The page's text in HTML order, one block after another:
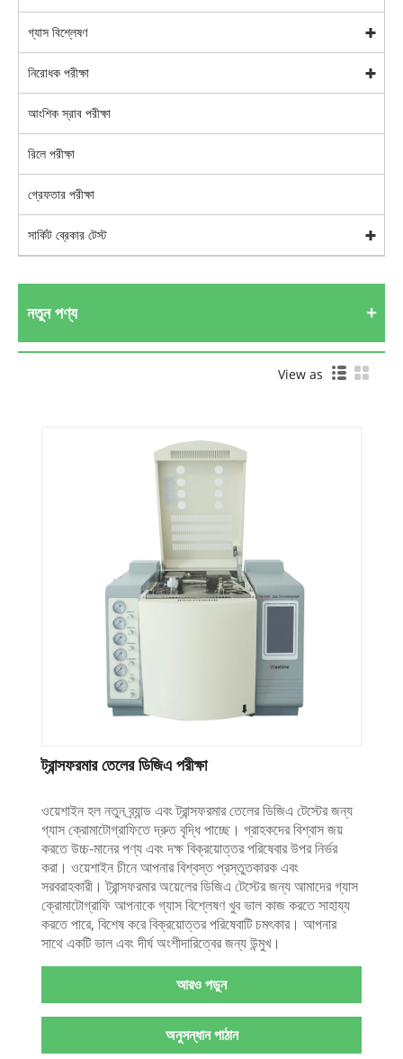
গ্যাস বিশ্লেষণ
নিরোধক পরীক্ষা
আংশিক স্রাব পরীক্ষা
রিলে পরীক্ষা
গ্রেফতার পরীক্ষা
সার্কিট ব্রেকার টেস্ট
নতুন পণ্য
View as
ট্রান্সফরমার তেলের ডিজিএ পরীক্ষা
ওয়েশাইন হল নতুন ব্র্যান্ড এবং ট্রান্সফরমার তেলের ডিজিএ টেস্টের জন্য
গ্যাস ক্রোমাটোগ্রাফিতে দ্রুত বৃদ্ধি পাচ্ছে। গ্রাহকদের বিশ্বাস জয়
করতে উচ্চ-মানের পণ্য এবং দক্ষ বিক্রয়োত্তর পরিষেবার উপর নির্ভর
করা। ওয়েশাইন চীনে আপনার বিশ্বস্ত প্রস্তুতকারক এবং
সরবরাহকারী। ট্রান্সফরমার অয়েলের ডিজিএ টেস্টের জন্য আমাদের গ্যাস
ক্রোমাটোগ্রাফি আপনাকে গ্যাস বিশ্লেষণ খুব ভাল কাজ করতে সাহায্য
করতে পারে, বিশেষ করে বিক্রয়োত্তর পরিষেবাটি চমৎকার। আপনার
সাথে একটি ভাল এবং দীর্ঘ অংশীদারিত্বের জন্য উন্মুখ।
আরও পড়ুন
অনুসন্ধান পাঠান